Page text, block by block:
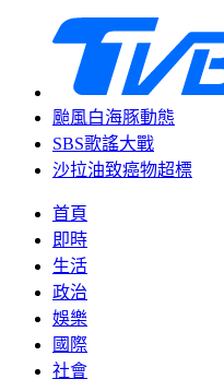
颱風白海豚動態
SBS歌謠大戰
沙拉油致癌物超標
首頁
即時
生活
政治
娛樂
國際
社會